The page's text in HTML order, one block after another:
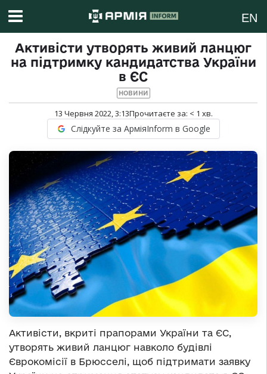
EN
Активісти утворять живий ланцюг
на підтримку кандидатства України
в ЄС
НОВИНИ
13 Червня 2022, 3:13Прочитаєте за: < 1 хв.
Слідкуйте за АрміяInform в Google
Активісти, вкриті прапорами України та ЄС,
утворять живий ланцюг навколо будівлі
Єврокомісії в Брюсселі, щоб підтримати заявку